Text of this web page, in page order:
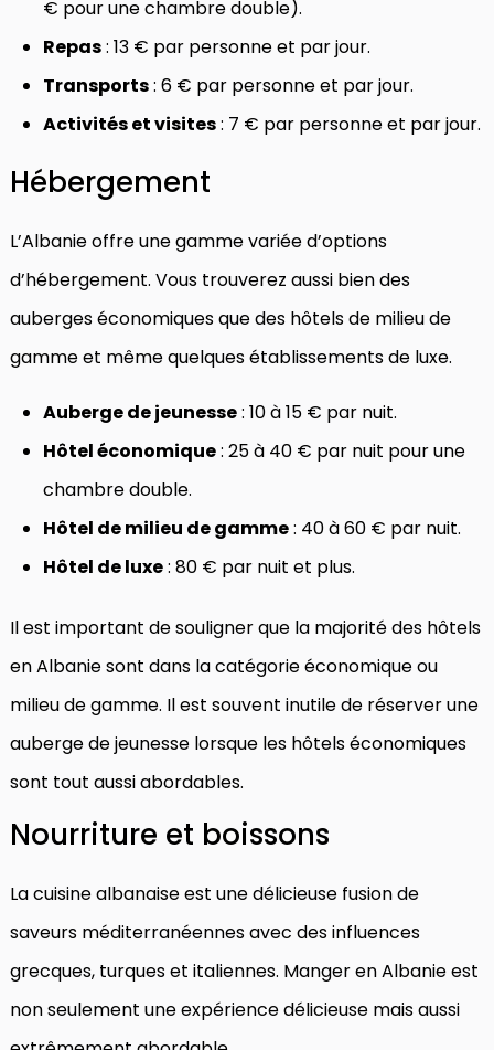
€ pour une chambre double).
Repas: 13 € par personne et par jour.
Transports: 6 € par personne et par jour.
Activités et visites: 7 € par personne et par jour.
Hébergement
L’Albanie offre une gamme variée d’options
d’hébergement. Vous trouverez aussi bien des
auberges économiques que des hôtels de milieu de
gamme et même quelques établissements de luxe.
Auberge de jeunesse: 10 à 15 € par nuit.
Hôtel économique: 25 à 40 € par nuit pour une
chambre double.
Hôtel de milieu de gamme: 40 à 60 € par nuit.
Hôtel de luxe: 80 € par nuit et plus.
Il est important de souligner que la majorité des hôtels
en Albanie sont dans la catégorie économique ou
milieu de gamme. Il est souvent inutile de réserver une
auberge de jeunesse lorsque les hôtels économiques
sont tout aussi abordables.
Nourriture et boissons
La cuisine albanaise est une délicieuse fusion de
saveurs méditerranéennes avec des influences
grecques, turques et italiennes. Manger en Albanie est
non seulement une expérience délicieuse mais aussi